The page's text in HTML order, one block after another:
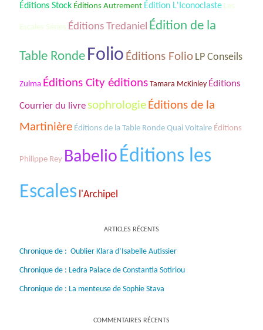
Éditions Stock Éditions Autrement Édition L'Iconoclaste Les
Escales Séries Éditions Tredaniel Édition de la
Table Ronde Folio Éditions Folio LP Conseils
Zulma Éditions City éditions Tamara McKinley Éditions
Courrier du livre sophrologie Éditions de la
Martinière Éditions de la Table Ronde Quai Voltaire Éditions
Philippe Rey BabelioÉditions les
Escales l'Archipel
ARTICLES RÉCENTS
Chronique de : Oublier Klara d’Isabelle Autissier
Chronique de : Ledra Palace de Constantia Sotiriou
Chronique de : La menteuse de Sophie Stava
COMMENTAIRES RÉCENTS